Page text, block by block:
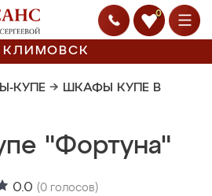
0
КЛИМОВСК
КУПЕ → ШКАФЫ КУПЕ В
"Фортуна"
0.0 (0 голосов)